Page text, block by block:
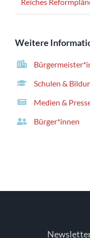
Weitere
Schulen &
Medien &
Bürger*innen